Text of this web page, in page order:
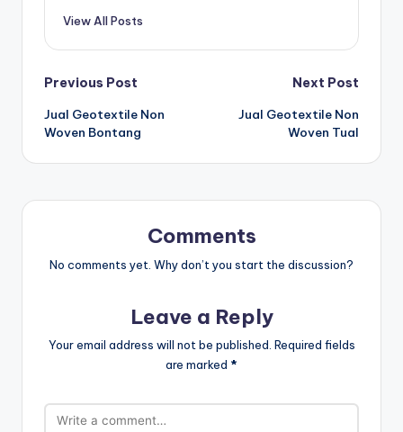
View All Posts
Post
navigation
Previous Post
Jual Geotextile Non
Woven Bontang
Next Post
Jual Geotextile Non
Woven Tual
Comments
No comments yet. Why don’t you start the discussion?
Leave a Reply
Your email address will not be published. Required fields
are marked *